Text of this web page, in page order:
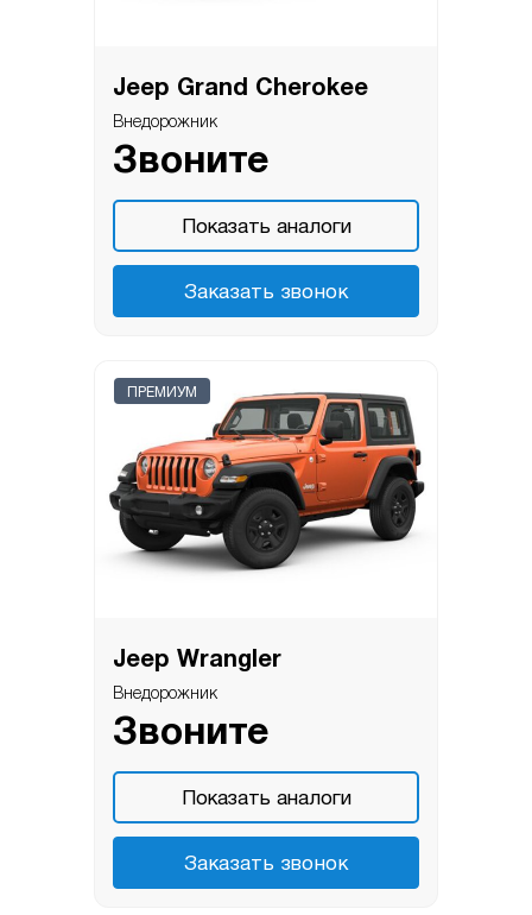
Jeep Grand Cherokee
Внедорожник
Звоните
Показать аналоги
Заказать звонок
ПРЕМИУМ
Jeep Wrangler
Внедорожник
Звоните
Показать аналоги
Заказать звонок